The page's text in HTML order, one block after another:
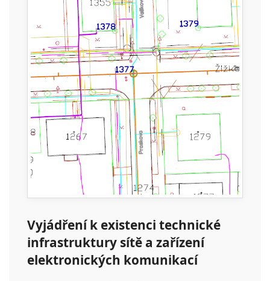
Vyjádření k existenci technické
infrastruktury sítě a zařízení
elektronických komunikací